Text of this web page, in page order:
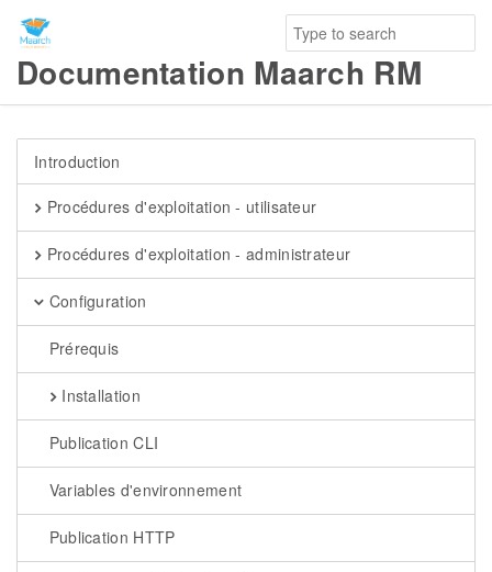
Documentation Maarch RM
Introduction
Procédures d'exploitation - utilisateur
Procédures d'exploitation - administrateur
Configuration
Prérequis
Installation
Publication CLI
Variables d'environnement
Publication HTTP